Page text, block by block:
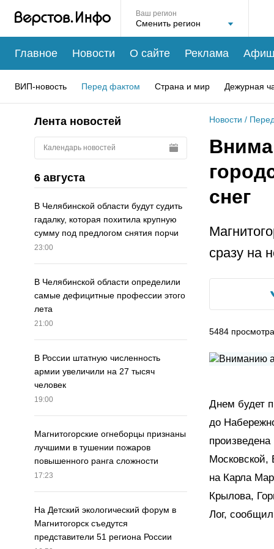
Ваш регион
Главное Новости О сайте Реклама
ВИП-новость Перед фактом Страна и мир Дежурная
Лента новостей
Календарь новостей
6 августа
В Челябинской области будут судить
гадалку, которая похитила крупную
сумму под предлогом снятия порчи
23:00
В Челябинской области определили
самые дефицитные профессии этого
лета
21:00
В России штатную численность
армии увеличили на 27 тысяч
человек
19:00
Магнитогорские огнеборцы признаны
лучшими в тушении пожаров
повышенного ранга сложности
17:23
На Детский экологический форум в
Магнитогорск съедутся
представители 51 региона России
Новости /
снег
сразу на
5484 просмотра
Днем будет
до
Московской,
на Карла
Крылова,
Лог,